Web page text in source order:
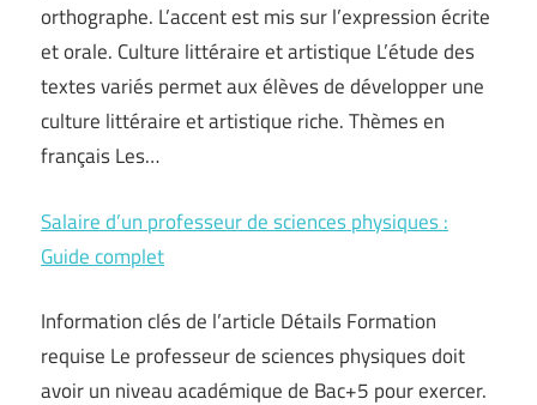
orthographe. L’accent est mis sur l’expression écrite
et orale. Culture littéraire et artistique L’étude des
textes variés permet aux élèves de développer une
culture littéraire et artistique riche. Thèmes en
français Les…
Salaire d’un professeur de sciences physiques :
Guide complet
Information clés de l’article Détails Formation
requise Le professeur de sciences physiques doit
avoir un niveau académique de Bac+5 pour exercer.